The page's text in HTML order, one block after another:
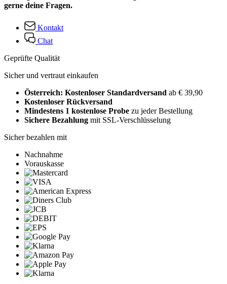
gerne deine Fragen.
Kontakt
Chat
Geprüfte Qualität
Sicher und vertraut einkaufen
Österreich: Kostenloser Standardversand ab € 39,90
Kostenloser Rückversand
Mindestens 1 kostenlose Probe zu jeder Bestellung
Sichere Bezahlung mit SSL-Verschlüsselung
Sicher bezahlen mit
Nachnahme
Vorauskasse